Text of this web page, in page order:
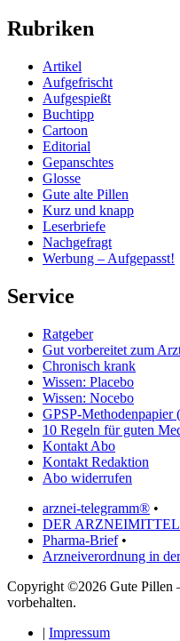
Rubriken
Artikel
Aufgefrischt
Aufgespießt
Buchtipp
Cartoon
Editorial
Gepanschtes
Glosse
Gute alte Pillen
Kurz und knapp
Leserbriefe
Nachgefragt
Werbung – Aufgepasst!
Service
Ratgeber
Gut vorbereitet zum
Chronisch krank
Wissen: Placebo
Wissen: Nocebo
GPSP-Methodenpapier
10 Regeln für guten
Kontakt Abo
Kontakt Redaktion
Abo widerrufen
arznei-telegramm® •
DER
Pharma-Brief•
Arzneiverordnung in
Copyright ©2026 Gute Pillen
vorbehalten.
| Impressum